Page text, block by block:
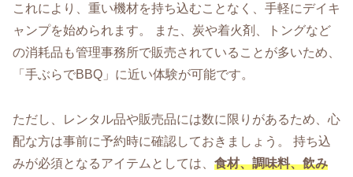
これにより、重い機材を持ち込むことなく、手軽にデイキ
ャンプを始められます。 また、炭や着火剤、トングなど
の消耗品も管理事務所で販売されていることが多いため、
「手ぶらでBBQ」に近い体験が可能です。
ただし、レンタル品や販売品には数に限りがあるため、心
配な方は事前に予約時に確認しておきましょう。 持ち込
みが必須となるアイテムとしては、 食材、調味料、飲み